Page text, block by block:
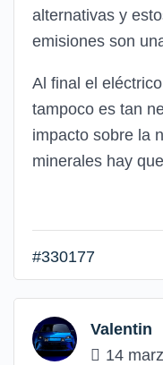
alternativas y
emisiones son
Al final el
tampoco es tan
impacto sobre la
minerales hay
#330177
Valentin
14